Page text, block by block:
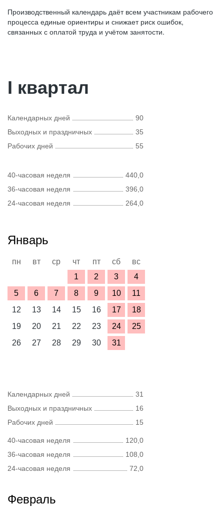
Производственный календарь даёт всем участникам рабочего
процесса единые ориентиры и снижает риск ошибок,
связанных с оплатой труда и учётом занятости.
I квартал
Календарных дней
90
Выходных и праздничных
35
Рабочих дней
55
40-часовая неделя
440,0
36-часовая неделя
396,0
24-часовая неделя
264,0
Январь
пн вт ср чт пт сб
вс
1
2 3
4
5
6 7 8 9 10
11
12
13 14 15 16 17
18
19
20 21 22 23 24
25
26
27 28 29 30 31
Календарных дней
31
Выходных и праздничных
16
Рабочих дней
15
40-часовая неделя
120,0
36-часовая неделя
108,0
24-часовая неделя
72,0
Февраль